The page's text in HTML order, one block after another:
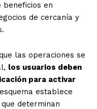
beneficios en
de cercanía y
las operaciones se
los usuarios deben
para activar
establece
determinan